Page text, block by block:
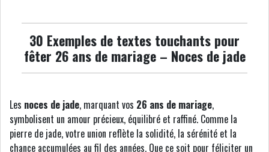
30 Exemples de textes touchants pour
fêter 26 ans de mariage – Noces de jade
Les noces de jade, marquant vos 26 ans de mariage,
symbolisent un amour précieux, équilibré et raffiné. Comme la
pierre de jade, votre union reflète la solidité, la sérénité et la
chance accumulées au fil des années. Que ce soit pour féliciter un